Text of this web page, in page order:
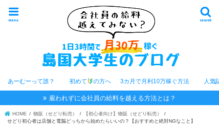
search
menu
あーむーって誰？ 初めて の方へ 3カ月で月利10万稼ぐ方法 人気
雇われずに会社員の給料を越える方法とは？
HOME 物販（せどり転売）
【初心者向け】物販（せどり転売）
せどり初心者は店舗と電脳どっちから始めたらいいの？【おすすめと絶対NGなこと】